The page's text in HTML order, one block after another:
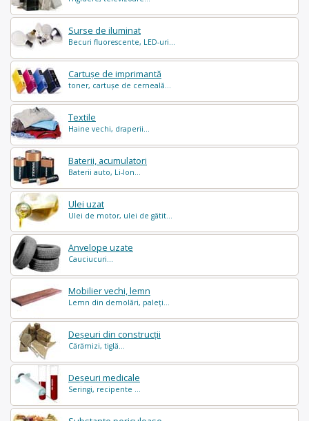
Surse de iluminat
Becuri fluorescente, LED-uri...
Cartușe de imprimantă
toner, cartușe de cerneală...
Textile
Haine vechi, draperii...
Baterii, acumulatori
Baterii auto, Li-Ion...
Ulei uzat
Ulei de motor, ulei de gătit...
Anvelope uzate
Cauciucuri...
Mobilier vechi, lemn
Lemn din demolări, paleți...
Deșeuri din construcții
Cărămizi, tiglă...
Deșeuri medicale
Seringi, recipente ...